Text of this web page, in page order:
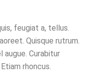
feugiat a, tellus.
Quisque rutrum.
augue. Curabitur
rhoncus.